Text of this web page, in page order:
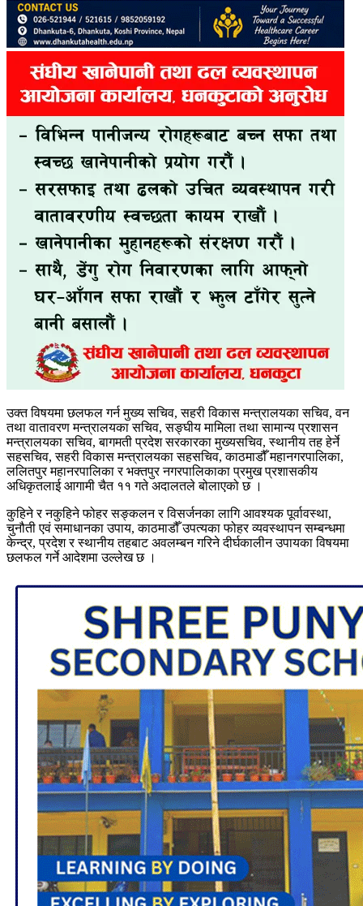
उक्त विषयमा छलफल गर्न मुख्य सचिव, सहरी विकास मन्त्रालयका सचिव, वन
तथा वातावरण मन्त्रालयका सचिव, सङ्घीय मामिला तथा सामान्य प्रशासन
मन्त्रालयका सचिव, बागमती प्रदेश सरकारका मुख्यसचिव, स्थानीय तह हेर्ने
सहसचिव, सहरी विकास मन्त्रालयका सहसचिव, काठमाडौँ महानगरपालिका,
ललितपुर महानरपालिका र भक्तपुर नगरपालिकाका प्रमुख प्रशासकीय
अधिकृतलाई आगामी चैत ११ गते अदालतले बोलाएको छ ।
कुहिने र नकुहिने फोहर सङ्कलन र विसर्जनका लागि आवश्यक पूर्वावस्था,
चुनौती एवं समाधानका उपाय, काठमाडौँ उपत्यका फोहर व्यवस्थापन सम्बन्धमा
केन्द्र, प्रदेश र स्थानीय तहबाट अवलम्बन गरिने दीर्घकालीन उपायका विषयमा
छलफल गर्ने आदेशमा उल्लेख छ ।